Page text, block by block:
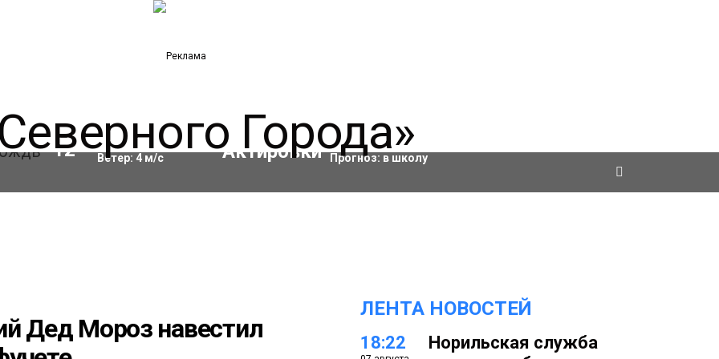
12°C Влажность:84%
Ветер: 4м/с
Актировки
Прогноз: в школу
Дед Мороз навестил
ЛЕНТА НОВОСТЕЙ
18:22
Норильская служба